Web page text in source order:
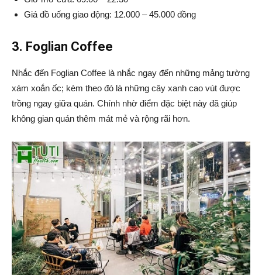
Giá đồ uống giao động: 12.000 – 45.000 đồng
3. Foglian Coffee
Nhắc đến Foglian Coffee là nhắc ngay đến những mảng tường
xám xoắn ốc; kèm theo đó là những cây xanh cao vút được
trồng ngay giữa quán. Chính nhờ điểm đặc biệt này đã giúp
không gian quán thêm mát mẻ và rộng rãi hơn.